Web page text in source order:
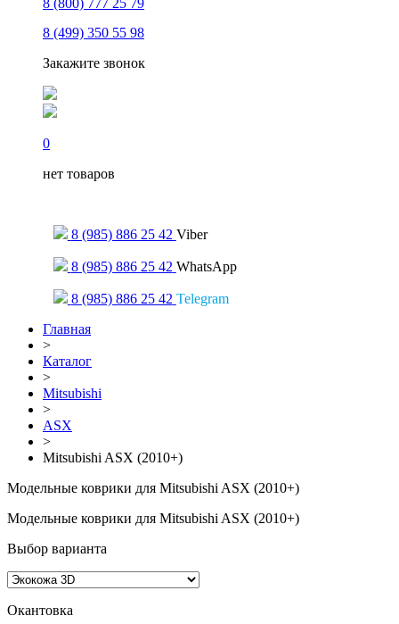
8 (800) 777 25 79
8 (499) 350 55 98
Закажите звонок
0
нет товаров
8 (985) 886 25 42 Viber
8 (985) 886 25 42 WhatsApp
8 (985) 886 25 42 Telegram
Главная
>
Каталог
>
Mitsubishi
>
ASX
>
Mitsubishi ASX (2010+)
Модельные коврики для Mitsubishi ASX (2010+)
Модельные коврики для Mitsubishi ASX (2010+)
Выбор варианта
Окантовка